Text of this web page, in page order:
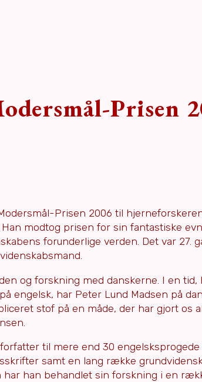
Prisen
Prisen 2006 til
modtog prisen for sin fantastiske
forunderlige verden. Det var 27.
og forskning med danskerne. I en
engelsk, har Peter Lund Madsen på
stof på en måde, der har gjort os
til mere end 30 engelsksprogede
samt en lang række
har han behandlet sin forskning i en